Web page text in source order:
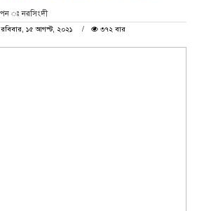
ঃ নরসিংদী
১৫ আগস্ট, ২০২১
৩৭২ বার